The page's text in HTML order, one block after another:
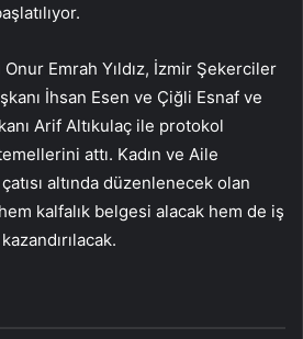
Emrah Yıldız, İzmir Şekerciler
İhsan Esen ve Çiğli Esnaf ve
Arif Altıkulaç ile protokol
attı. Kadın ve Aile
altında düzenlenecek olan
kalfalık belgesi alacak hem de iş